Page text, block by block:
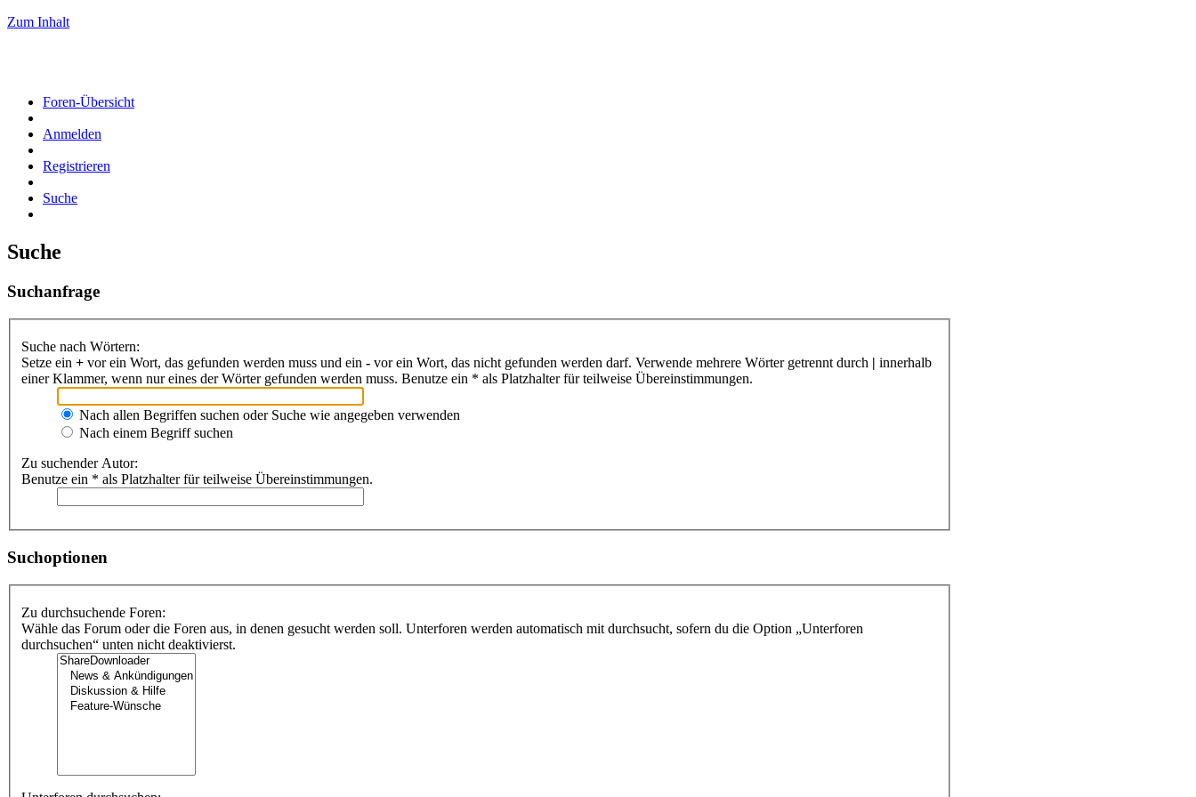
Zum Inhalt
Foren-Übersicht
Anmelden
Registrieren
Suche
Suche
Suchanfrage
Suche nach Wörtern:
Setze ein + vor ein Wort, das gefunden werden muss und ein - vor ein Wort, das nicht gefunden werden darf. Verwende mehrere Wörter getrennt durch | innerhalb
einer Klammer, wenn nur eines der Wörter gefunden werden muss. Benutze ein * als Platzhalter für teilweise Übereinstimmungen.
Nach allen Begriffen suchen oder Suche wie angegeben verwenden
Nach einem Begriff suchen
Zu suchender Autor:
Benutze ein * als Platzhalter für teilweise Übereinstimmungen.
Suchoptionen
Zu durchsuchende Foren:
Wähle das Forum oder die Foren aus, in denen gesucht werden soll. Unterforen werden automatisch mit durchsucht, sofern du die Option „Unterforen
durchsuchen“ unten nicht deaktivierst.